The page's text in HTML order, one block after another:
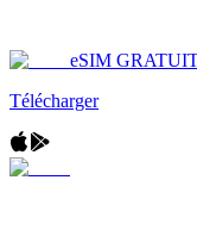
eSIM
Télécharger